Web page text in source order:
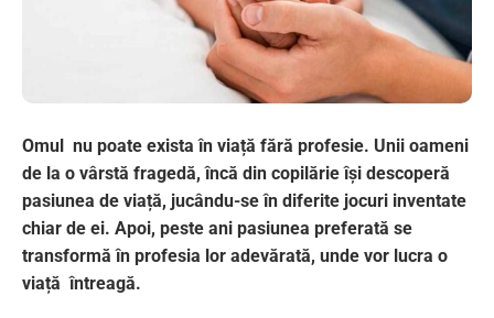
Omul nu poate exista în viață fără profesie. Unii oameni
de la o vârstă fragedă, încă din copilărie își descoperă
pasiunea de viață, jucându-se în diferite jocuri inventate
chiar de ei. Apoi, peste ani pasiunea preferată se
transformă în profesia lor adevărată, unde vor lucra o
viață întreagă.